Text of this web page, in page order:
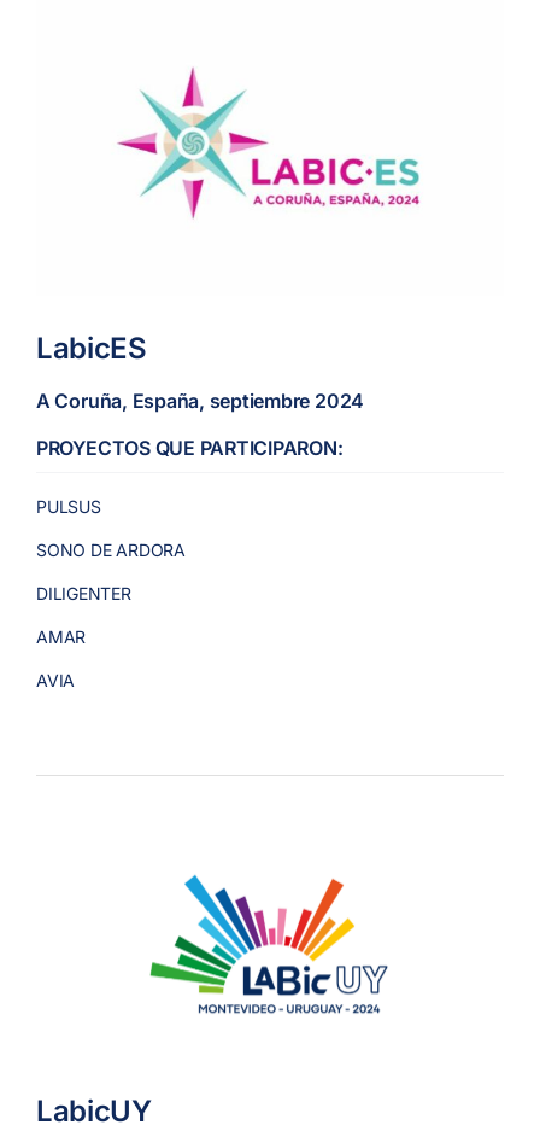
LabicES
A Coruña, España, septiembre 2024
PROYECTOS QUE PARTICIPARON:
PULSUS
SONO DE ARDORA
DILIGENTER
AMAR
AVIA
LabicUY